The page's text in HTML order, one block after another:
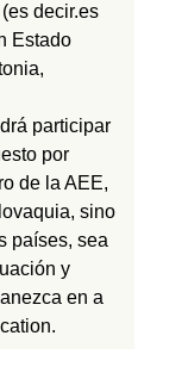
(es decir.es
Estado
participar
por
de la AEE,
sino
países, sea
y
en a